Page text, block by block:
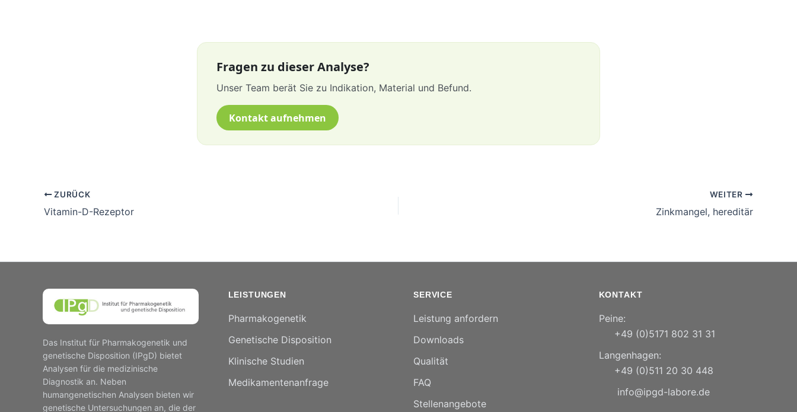
Fragen zu dieser Analyse?
Unser Team berät Sie zu Indikation, Material und Befund.
Kontakt aufnehmen
ZURÜCK
Vitamin-D-Rezeptor
WEITER
Zinkmangel, hereditär
Das Institut für Pharmakogenetik und
genetische Disposition (IPgD) bietet
Analysen für die medizinische
Diagnostik an. Neben
humangenetischen Analysen bieten wir
genetische Untersuchungen an, die der
LEISTUNGEN
Pharmakogenetik
Genetische Disposition
Klinische Studien
Medikamentenanfrage
SERVICE
Leistung anfordern
Downloads
Qualität
FAQ
Stellenangebote
KONTAKT
Peine:
+49 (0)5171 802 31 31
Langenhagen:
+49 (0)511 20 30 448
info@ipgd-labore.de